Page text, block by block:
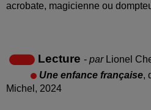
acrobate, magicienne ou
Lecture - par Lionel
Une enfance française,
Michel, 2024